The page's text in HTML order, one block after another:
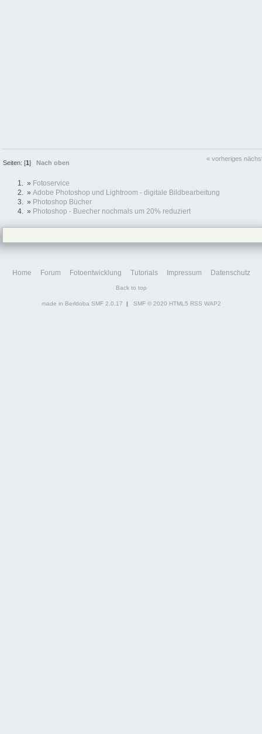
Seiten: [1]Nach oben
« vorheriges
» Fotoservice
» Adobe Photoshop und Lightroom - digitale Bildbearbeitung
» Photoshop Bücher
» Photoshop - Buecher nochmals um 20% reduziert
Home Forum Fotoentwicklung Tutorials Impressum Datenschutz
Back to top
made in Berldoba SMF 2.0.17 | SMF © 2020 HTML5 RSS WAP2